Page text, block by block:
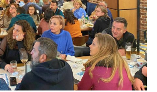
button below. Don't worry, we respect
spam your inbox. Your information is